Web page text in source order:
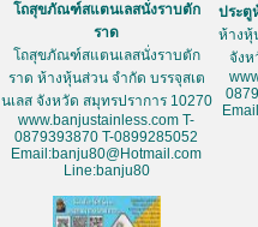
โถสุขภัณฑ์สแตนเลสนั่งราบตัก
ราด
โถสุขภัณฑ์สแตนเลสนั่งราบตัก
ราด ห้างหุ้นส่วน จำกัด บรรจุสเต
นเลส จังหวัด สมุทรปราการ 10270
www.banjustainless.com T-
0879393870 T-0899285052
Email:banju80@Hotmail.com
Line:banju80
ประตู
ห้างหุ้
จังห